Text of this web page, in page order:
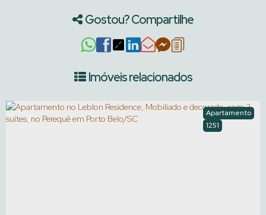
Gostou? Compartilhe
Imóveis relacionados
1251
Apartamento